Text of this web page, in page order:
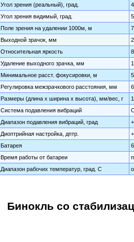
Угол зрения (реальный), град.
Угол зрения видимый, град.
Поле зрения на удалении 1000м, м
Выходной зрачок, мм
Относительная яркость
Удаление выходного зрачка, мм
Минимальное расст. фокусировки, м
Регулировка межзрачкового расстояния, мм
Размеры (длина х ширина х высота), мм/вес, г
Система подавления вибраций
Диапазон подавления вибраций, град
Диоптрийная настройка, дптр.
Батарея
Время работы от батареи
Диапазон рабочих температур, град. С
Бинокль со